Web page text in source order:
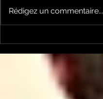
lundi 15 juin
Rédigez un commentaire...